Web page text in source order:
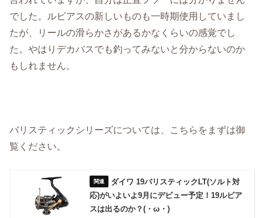
でした。ルビアスの新しいものも一時期使用していまし
たが、リールの滑らかさがあるかなくらいの感覚でし
た。やはりデカバスでも釣ってみないと分からないのか
もしれません。
バリスティックシリーズについては、こちらをまずは御
覧ください。
ダイワ 19バリスティックLT(ソルト対
応)がいよいよ9月にデビュー予定！19ルビア
スは出るのか？(・ω・)